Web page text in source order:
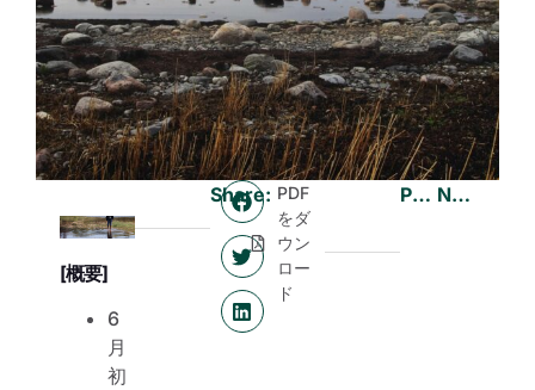
[概要]
6
月
初
Share: PDF
をダ
ウン
ロー
ド
Previous Next